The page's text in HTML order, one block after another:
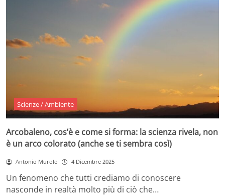
Scienze / Ambiente
Arcobaleno, cos’è e come si forma: la scienza rivela, non
è un arco colorato (anche se ti sembra così)
Antonio Murolo 4 Dicembre 2025
Un fenomeno che tutti crediamo di conoscere
nasconde in realtà molto più di ciò che…